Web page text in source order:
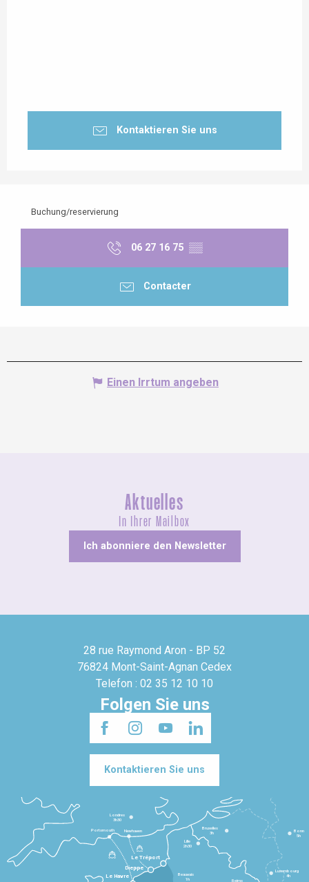
Kontaktieren Sie uns
Buchung/reservierung
06 27 16 75 ▒▒
Contacter
Einen Irrtum angeben
Aktuelles
In Ihrer Mailbox
Ich abonniere den Newsletter
28 rue Raymond Aron - BP 52
76824 Mont-Saint-Agnan Cedex
Telefon : 02 35 12 10 10
Folgen Sie uns
Kontaktieren Sie uns
Le Havre
Dieppe
Le Tréport
Beauvais
1h
Reims
Lille
2h30
Bruxelles
3h
Londres
3h30
Newhaven
Portsmouth
Bonn
5h
Luxembourg
4h